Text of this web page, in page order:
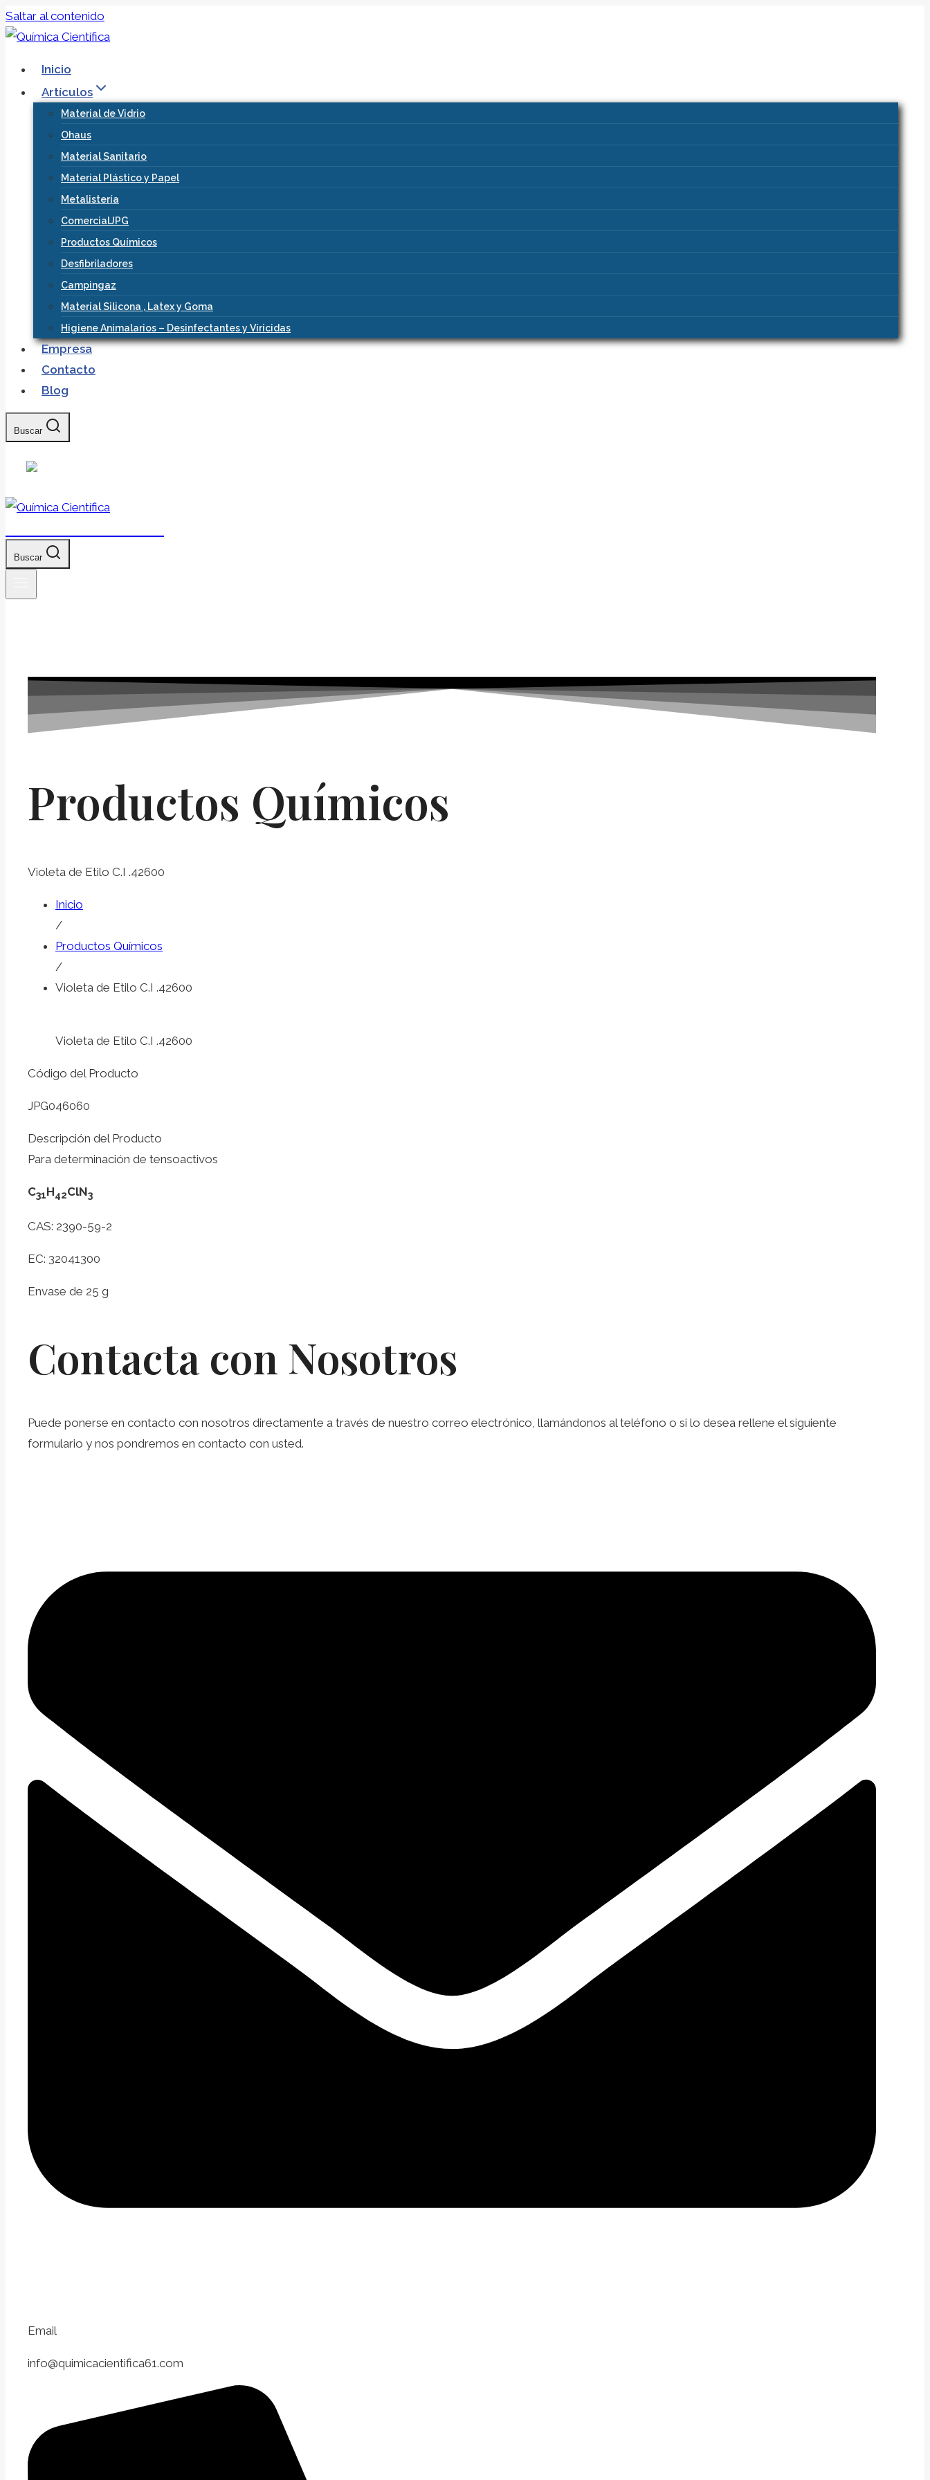
Saltar al contenido
Inicio
Artículos
Material de Vidrio
Ohaus
Material Sanitario
Material Plástico y Papel
Metalistería
ComercialJPG
Productos Químicos
Desfibriladores
Campingaz
Material Silicona , Latex y Goma
Higiene Animalarios – Desinfectantes y Viricidas
Empresa
Contacto
Blog
Buscar
Buscar
Productos Químicos
Violeta de Etilo C.I .42600
Inicio
/
Productos Químicos
/
Violeta de Etilo C.I .42600
Violeta de Etilo C.I .42600
Código del Producto
JPG046060
Descripción del Producto
Para determinación de tensoactivos
C31H42ClN3
CAS: 2390-59-2
EC: 32041300
Envase de 25 g
Contacta con Nosotros
Puede ponerse en contacto con nosotros directamente a través de nuestro correo electrónico, llamándonos al teléfono o si lo desea rellene el siguiente
formulario y nos pondremos en contacto con usted.
Email
info@quimicacientifica61.com